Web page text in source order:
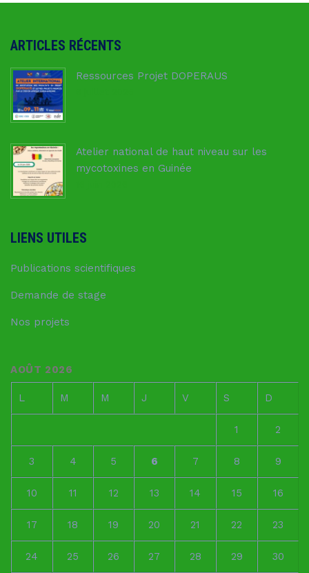
ARTICLES RÉCENTS
Ressources Projet DOPERAUS
Atelier national de haut niveau sur les
mycotoxines en Guinée
LIENS UTILES
Publications scientifiques
Demande de stage
Nos projets
AOÛT 2026
L M M J V S D
1 2
3 4 5 6 7 8 9
10 11 12 13 14 15 16
17 18 19 20 21 22 23
24 25 26 27 28 29 30